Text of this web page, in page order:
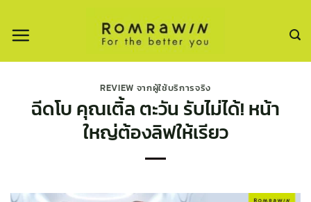
REVIEW จากผู้ใช้บริการจริง
ฉีดโบ คุณเติ้ล ตะวัน รับไม่ได้! หน้า
ใหญ่ต้องลิฟให้เรียว